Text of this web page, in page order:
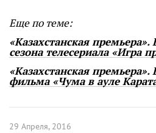
Еще по теме:
«Казахстанская
сезона телесериала «Игра
«Казахстанская
фильма «Чума в ауле
29 Апреля, 2016